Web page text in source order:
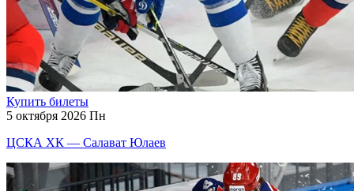
Купить билеты
5 октября 2026 Пн
ЦСКА ХК — Салават Юлаев